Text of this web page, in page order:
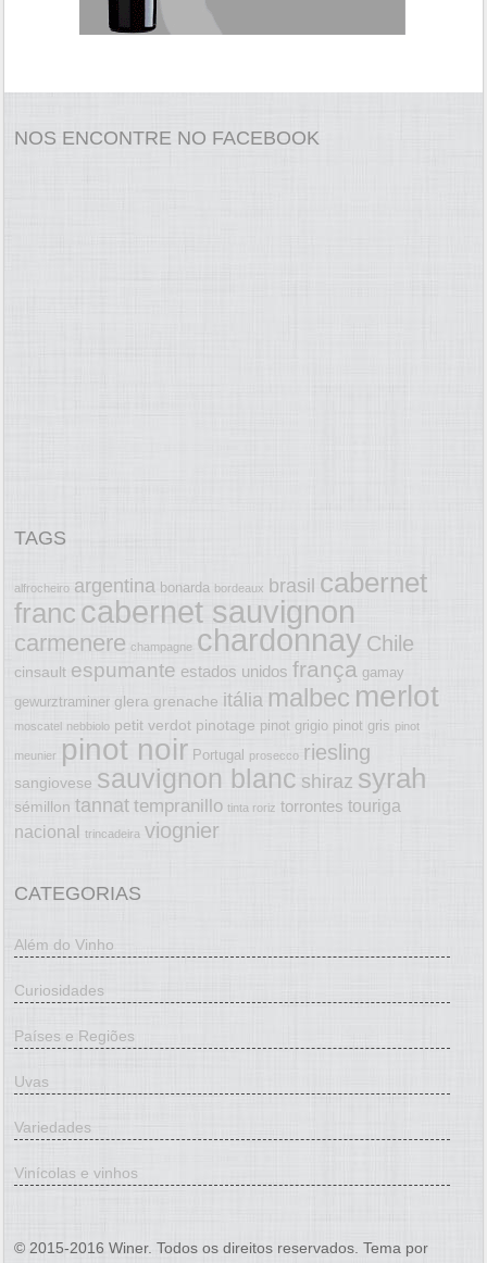
NOS ENCONTRE NO FACEBOOK
TAGS
alfrocheiro argentina bonarda bordeaux brasil cabernet
franc cabernet sauvignon
carmenere champagne chardonnay Chile
cinsault espumante estados unidos frança gamay
gewurztraminer glera grenache itália malbec merlot
moscatel nebbiolo petit verdot pinotage pinot grigio pinot gris pinot
meunier pinot noir Portugal prosecco riesling
sangiovese sauvignon blanc shiraz syrah
sémillon tannat tempranillo tinta roriz torrontes touriga
nacional trincadeira viognier
CATEGORIAS
Além do Vinho
Curiosidades
Países e Regiões
Uvas
Variedades
Vinícolas e vinhos
© 2015-2016 Winer. Todos os direitos reservados. Tema por